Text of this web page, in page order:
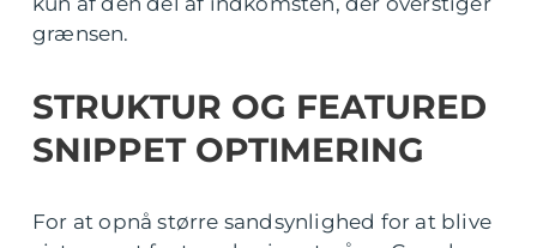
grænsen.
STRUKTUR OG FEATURED
SNIPPET OPTIMERING
For at opnå større sandsynlighed for at blive